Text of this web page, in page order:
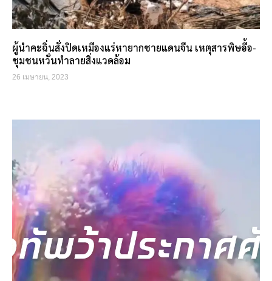
ผู้นำคะฉิ่นสั่งปิดเหมืองแร่หายากชายแดนจีน เหตุสารพิษอื้อ-
ชุมชนหวั่นทำลายสิ่งแวดล้อม
26 เมษายน, 2023